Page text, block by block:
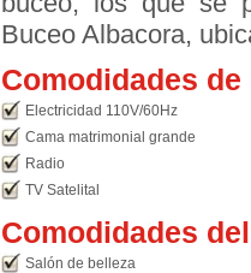
Buceo Albacora,
Comodidades
Electricidad 110V/60Hz
Cama matrimonial grande
Radio
TV Satelital
Comodidades
Salón de belleza